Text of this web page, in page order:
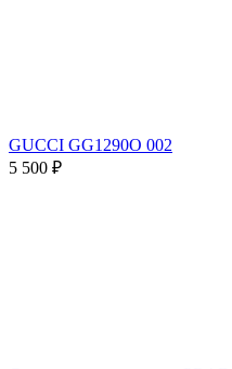
GUCCI GG1290O 002
5 500 ₽